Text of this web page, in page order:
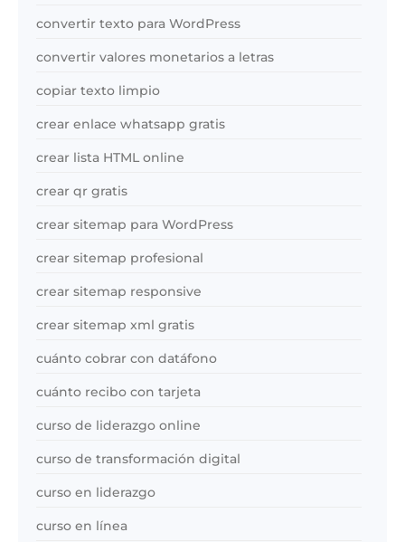
convertir texto para WordPress
convertir valores monetarios a letras
copiar texto limpio
crear enlace whatsapp gratis
crear lista HTML online
crear qr gratis
crear sitemap para WordPress
crear sitemap profesional
crear sitemap responsive
crear sitemap xml gratis
cuánto cobrar con datáfono
cuánto recibo con tarjeta
curso de liderazgo online
curso de transformación digital
curso en liderazgo
curso en línea